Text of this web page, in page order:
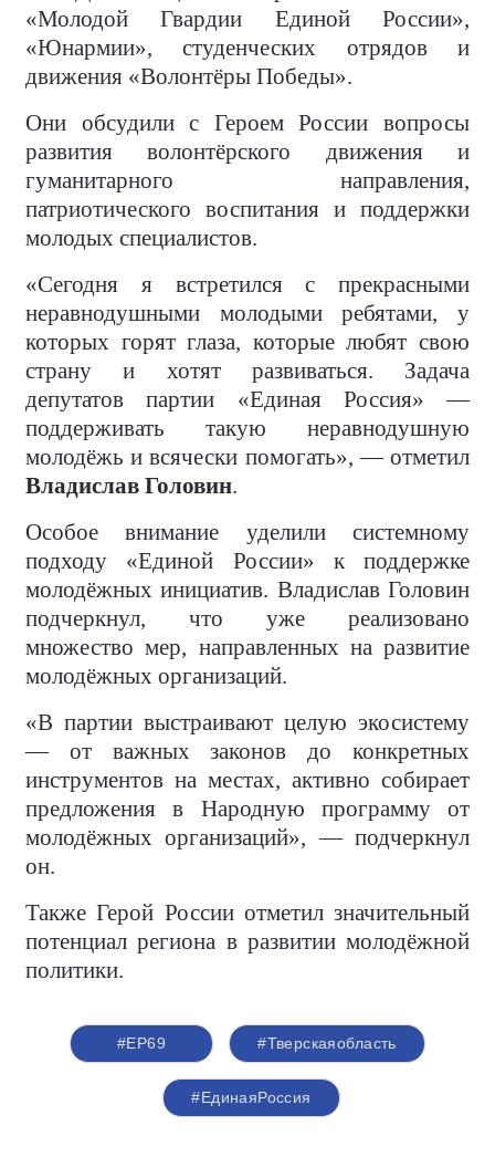
«Молодой Гвардии Единой России»,
«Юнармии», студенческих отрядов и
движения «Волонтёры Победы».
Они обсудили с Героем России вопросы
развития волонтёрского движения и
гуманитарного направления,
патриотического воспитания и поддержки
молодых специалистов.
«Сегодня я встретился с прекрасными
неравнодушными молодыми ребятами, у
которых горят глаза, которые любят свою
страну и хотят развиваться. Задача
депутатов партии «Единая Россия» —
поддерживать такую неравнодушную
молодёжь и всячески помогать», — отметил
Владислав Головин.
Особое внимание уделили системному
подходу «Единой России» к поддержке
молодёжных инициатив. Владислав Головин
подчеркнул, что уже реализовано
множество мер, направленных на развитие
молодёжных организаций.
«В партии выстраивают целую экосистему
— от важных законов до конкретных
инструментов на местах, активно собирает
предложения в Народную программу от
молодёжных организаций», — подчеркнул
он.
Также Герой России отметил значительный
потенциал региона в развитии молодёжной
политики.
#ЕР69 #Тверскаяобласть
#‎ЕдинаяРоссия